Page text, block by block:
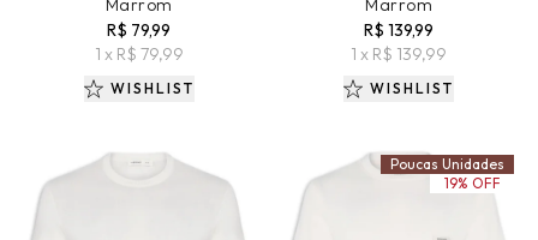
Marrom
R$ 79,99
1 x R$ 79,99
WISHLIST
Marrom
R$ 139,99
1 x R$ 139,99
WISHLIST
Poucas Unidades
19% OFF